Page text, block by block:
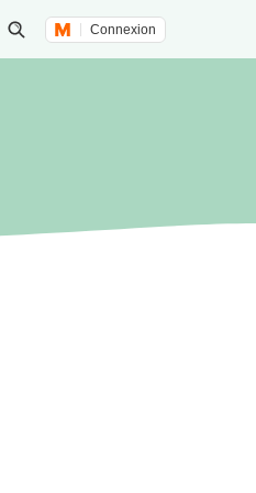
Lancer une recherche
Connexion